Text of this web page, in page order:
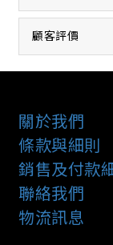
顧客評價
關於我們
條款與細則
銷售及付款
聯絡我們
物流訊息